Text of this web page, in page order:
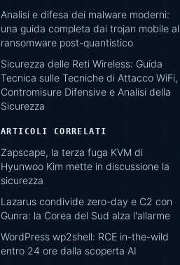
Analisi e difesa dei malware moderni:
una guida completa dai trojan mobile al
ransomware post-quantistico
Sicurezza delle Reti Wireless: Guida
Tecnica sulle Tecniche di Attacco WiFi,
Contromisure Difensive e Analisi della
Sicurezza
ARTICOLI CORRELATI
Zapscape, la terza fuga KVM di
Hyunwoo Kim mette in discussione la
sicurezza
Lazarus condivide zero-day e C2 con
Gunra: la Corea del Sud alza l'allarme
WordPress wp2shell: RCE in-the-wild
entro 24 ore dalla scoperta AI